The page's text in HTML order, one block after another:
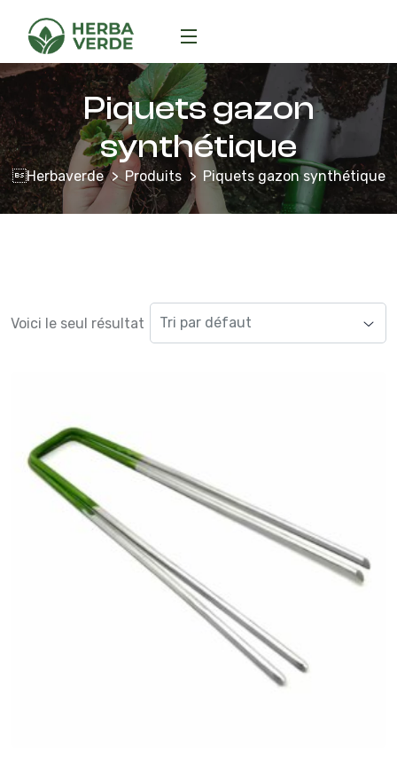
Piquets gazon
synthétique
Herbaverde Produits Piquets gazon synthétique
Voici le seul résultat